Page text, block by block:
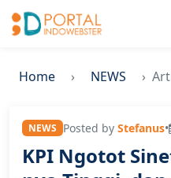
Home NEWS
NEWS Posted by Stefanus•
KPI Ngotot